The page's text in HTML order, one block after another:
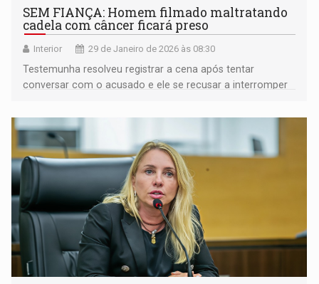
SEM FIANÇA: Homem filmado maltratando
cadela com câncer ficará preso
Interior 29 de Janeiro de 2026 às 08:30
Testemunha resolveu registrar a cena após tentar
conversar com o acusado e ele se recusar a interromper